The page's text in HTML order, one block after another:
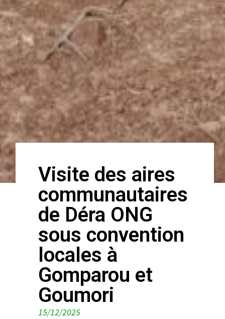
Visite des aires
communautaires
de Déra ONG
sous convention
locales à
Gomparou et
Goumori
15/12/2025